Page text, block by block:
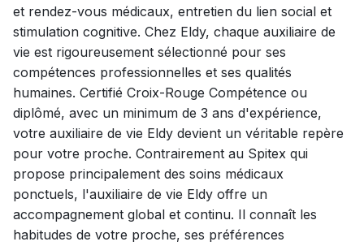
et rendez-vous médicaux, entretien du lien social et
stimulation cognitive. Chez Eldy, chaque auxiliaire de
vie est rigoureusement sélectionné pour ses
compétences professionnelles et ses qualités
humaines. Certifié Croix-Rouge Compétence ou
diplômé, avec un minimum de 3 ans d'expérience,
votre auxiliaire de vie Eldy devient un véritable repère
pour votre proche. Contrairement au Spitex qui
propose principalement des soins médicaux
ponctuels, l'auxiliaire de vie Eldy offre un
accompagnement global et continu. Il connaît les
habitudes de votre proche, ses préférences